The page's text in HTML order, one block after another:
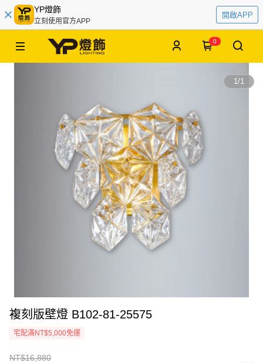
YP燈飾
立刻使用官方APP
開啟APP
0
1/1
複刻版壁燈 B102-81-25575
宅配滿NT$5,000免運
NT$16,880